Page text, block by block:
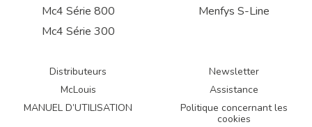
Mc4 Série 800
Mc4 Série 300
Menfys S-Line
Distributeurs
McLouis
MANUEL D’UTILISATION
Newsletter
Assistance
Politique concernant les
cookies